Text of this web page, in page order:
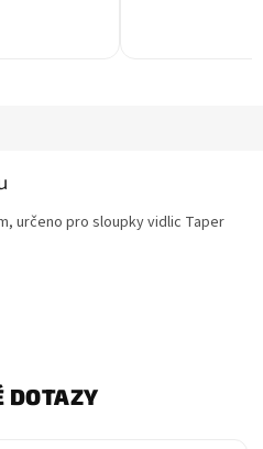
určeno pro sloupky vidlic Taper
DOTAZY